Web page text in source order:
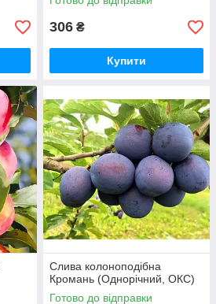
306 ₴
Купити
Слива колоноподібна
Кромань (Однорічний, ОКС)
Готово до відправки